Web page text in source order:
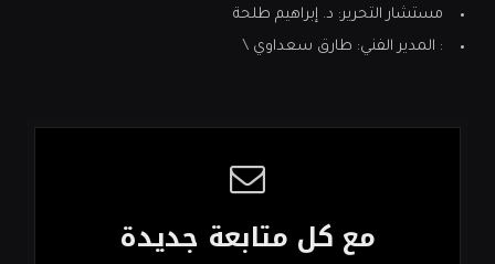
مستشار التحرير: د. إبراهيم طلحة
: المدير الفني: طارق سعداوي \
مع كل متابعة جديدة